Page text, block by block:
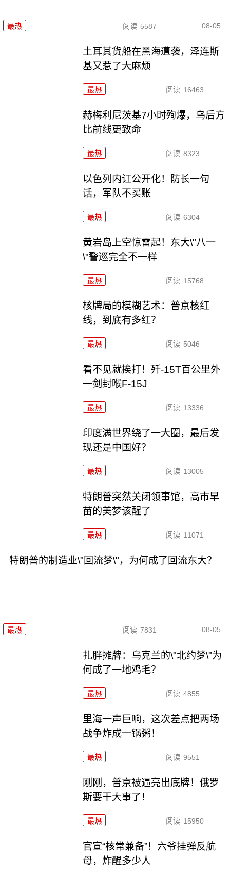
最热 阅读 5587 08-05
土耳其货船在黑海遭袭，泽连斯
基又惹了大麻烦
最热 阅读 16463
赫梅利尼茨基7小时殉爆，乌后方
比前线更致命
最热 阅读 8323
以色列内讧公开化！防长一句
话，军队不买账
最热 阅读 6304
黄岩岛上空惊雷起！东大\"八一
\"警巡完全不一样
最热 阅读 15768
核牌局的模糊艺术：普京核红
线，到底有多红？
最热 阅读 5046
看不见就挨打！歼-15T百公里外
一剑封喉F-15J
最热 阅读 13336
印度满世界绕了一大圈，最后发
现还是中国好？
最热 阅读 13005
特朗普突然关闭领事馆，高市早
苗的美梦该醒了
最热 阅读 11071
特朗普的制造业\"回流梦\"，为何成了回流东大？
最热 阅读 7831 08-05
扎胖摊牌：乌克兰的\"北约梦\"为
何成了一地鸡毛？
最热 阅读 4855
里海一声巨响，这次差点把两场
战争炸成一锅粥！
最热 阅读 9551
刚刚，普京被逼亮出底牌！俄罗
斯要干大事了！
最热 阅读 15950
官宣“核常兼备”！六爷挂弹反航
母，炸醒多少人